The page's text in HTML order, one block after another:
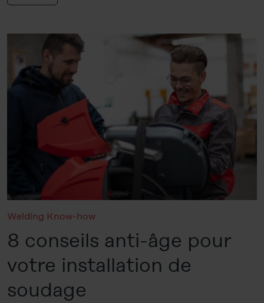
Welding Know-how
8 conseils anti-âge pour
votre installation de
soudage